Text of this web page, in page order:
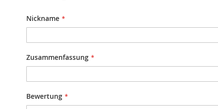
Nickname
Zusammenfassung
Bewertung